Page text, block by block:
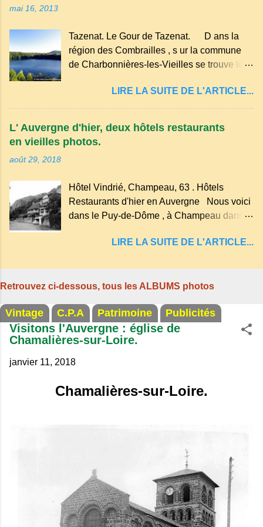
dans les nuages et brille au moindre rayon
de soleil, attirant le regard. Bien entouré de
verdure, d'un étang, d'une bambouseraie
des souvenirs tout cela dans un grand parc
arboré.
mai 16, 2013
Tazenat. Le Gour de Tazenat. D ans la
région des Combrailles , s ur la commune
de Charbonnières-les-Vieilles se trouve le
d'explosion) rempli d’eau, appelé : le Lac de
Tazenat ou Tazanat, il est le premier et le
plus au nord de la Chaîne des Puys qui en
compte près de soixante. En Auvergne
"sans fond" et en forme d'entonnoir
entraînant vers les entrailles de la terre, les
malheureux qui s'approchaient trop de
LIRE LA SUITE DE L'ARTICLE...
L' Auvergne d'hier, deux hôtels restaurants
en vieilles photos.
août 29, 2018
Hôtel Vindrié, Champeau, 63 . Hôtels
Restaurants d'hier en Auvergne Nous voici
dans le Puy-de-Dôme , à Champeau dans
Servant . L'Hôtel-Restaurant Vindrié était
son jambon de pays et son poulet cocotte,
selon les publicités. Dans un tel
LIRE LA SUITE DE L'ARTICLE...
Retrouvez ci-dessous, tous les ALBUMS photos
Vintage C.P.A Patrimoine Publicités
Visitons l'Auvergne : église de
Chamalières-sur-Loire.
janvier 11, 2018
Chamalières-sur-Loire.